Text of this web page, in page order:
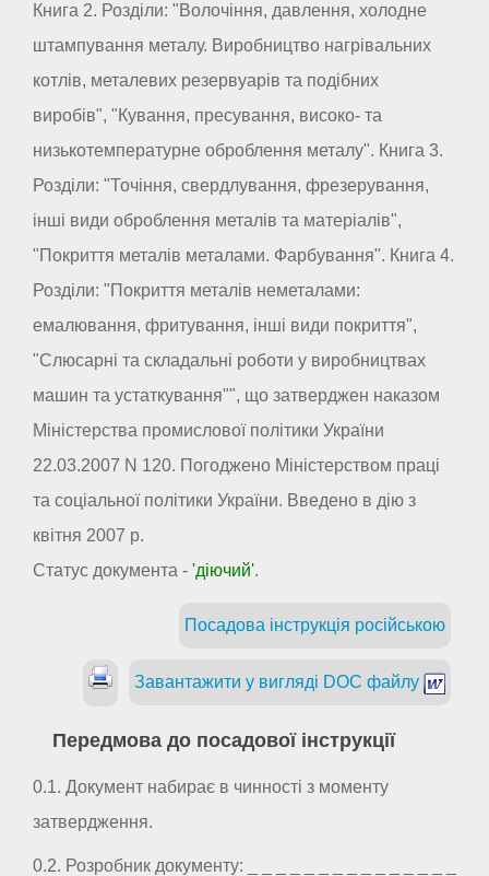
Книга 2. Розділи: "Волочіння, давлення, холодне
штампування металу. Виробництво нагрівальних
котлів, металевих резервуарів та подібних
виробів", "Кування, пресування, високо- та
низькотемпературне оброблення металу". Книга 3.
Розділи: "Точіння, свердлування, фрезерування,
інші види оброблення металів та матеріалів",
"Покриття металів металами. Фарбування". Книга 4.
Розділи: "Покриття металів неметалами:
емалювання, фритування, інші види покриття",
"Слюсарні та складальні роботи у виробництвах
машин та устаткування"", що затверджен наказом
Міністерства промислової політики України
22.03.2007 N 120. Погоджено Міністерством праці
та соціальної політики України. Введено в дію з
квітня 2007 р.
Статус документа - 'діючий'.
Посадова інструкція російською
Завантажити у вигляді DOC файлу
Передмова до посадової інструкції
0.1. Документ набирає в чинності з моменту
затвердження.
0.2. Розробник документу: _ _ _ _ _ _ _ _ _ _ _ _ _ _ _